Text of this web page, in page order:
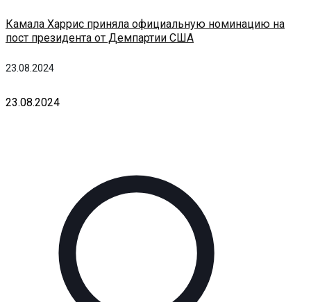
23.08.2024
Камала Харрис приняла официальную номинацию на
пост президента от Демпартии США
23.08.2024